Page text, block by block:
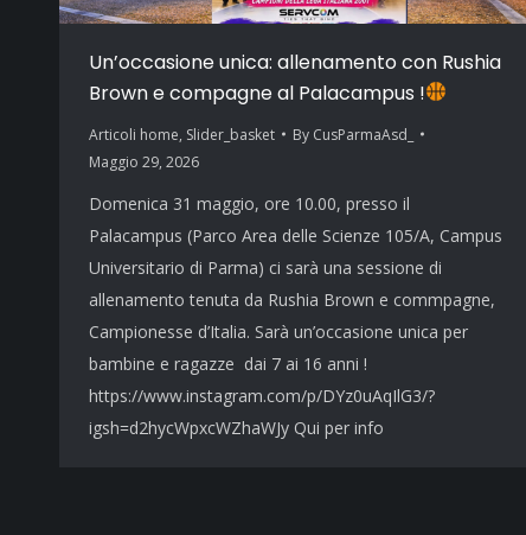
Un’occasione unica: allenamento con Rushia
Brown e compagne al Palacampus !
Articoli home, Slider_basket By CusParmaAsd_
Maggio 29, 2026
Domenica 31 maggio, ore 10.00, presso il
Palacampus (Parco Area delle Scienze 105/A, Campus
Universitario di Parma) ci sarà una sessione di
allenamento tenuta da Rushia Brown e commpagne,
Campionesse d’Italia. Sarà un’occasione unica per
bambine e ragazze dai 7 ai 16 anni !
https://www.instagram.com/p/DYz0uAqIlG3/?
igsh=d2hycWpxcWZhaWJy Qui per info